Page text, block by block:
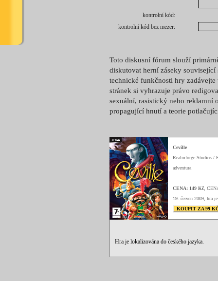
kontrolní kód:
kontrolní kód bez mezer:
Toto diskusní fórum slouží
diskutovat herní záseky
technické funkčnosti hry
stránek si vyhrazuje právo
sexuální, rasistický nebo reklamní
propagující hnutí a teorie
Ceville
Realmforge Studios /
adventura
CENA: 149 Kč ,
19. červen 2009, hra
KOUPIT ZA 99
Hra je lokalizována do českého jazyka.